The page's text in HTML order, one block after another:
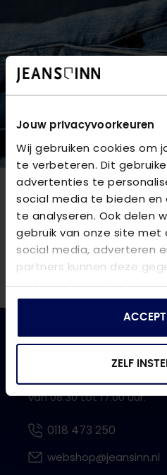
Jouw privacyvoorkeuren
Wij gebruiken cookies om
te verbeteren. Dit
advertenties te
social media te bieden en
te analyseren. Ook delen
gebruik van onze site met
social media, adverteren
partners kunnen deze
andere informatie die u
die ze hebben verzameld
ZELF
NIEUWSBRIEF
Blijf op de hoogte van
spijkerharde deals en
Onze klantenservice is
van 08.30 tot 17.00 uur.
0118 473 250
webshop@jeansinn.nl